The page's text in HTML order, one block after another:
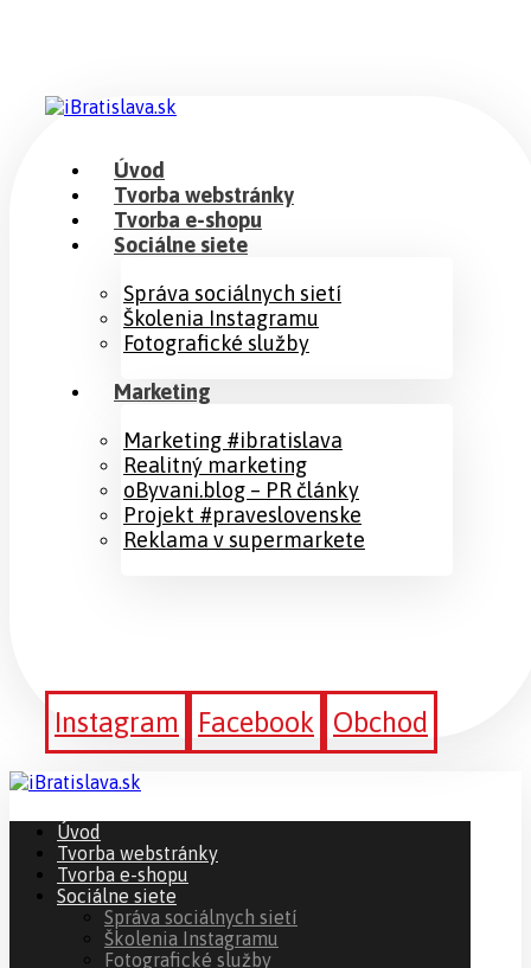
Úvod
Tvorba webstránky
Tvorba e-shopu
Sociálne siete
Správa sociálnych sietí
Školenia Instagramu
Fotografické služby
Marketing
Marketing #ibratislava
Realitný marketing
oByvani.blog – PR články
Projekt #praveslovenske
Reklama v supermarkete
Instagram Facebook Obchod
Úvod
Tvorba webstránky
Tvorba e-shopu
Sociálne siete
Správa sociálnych sietí
Školenia Instagramu
Fotografické služby